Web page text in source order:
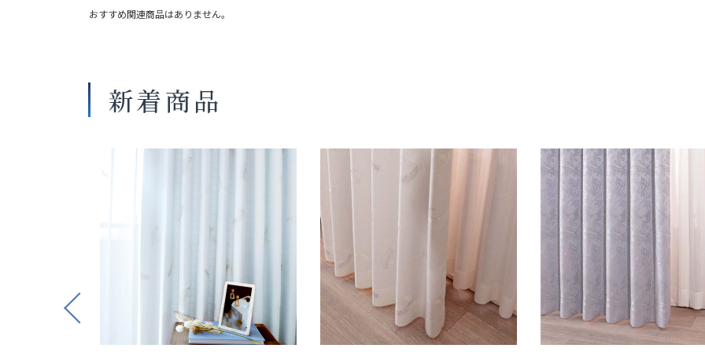
おすすめ関連商品はありません。
新着商品
Previous